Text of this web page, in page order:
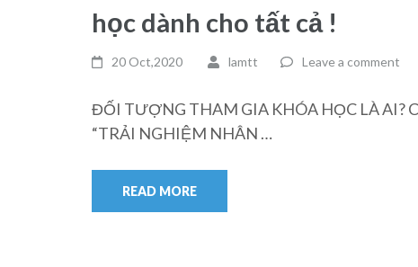
học dành cho tất cả !
20 Oct,2020 lamtt Leave a comment
ĐỐI TƯỢNG THAM GIA KHÓA HỌC LÀ AI?
“TRẢI NGHIỆM NHÂN …
READ MORE